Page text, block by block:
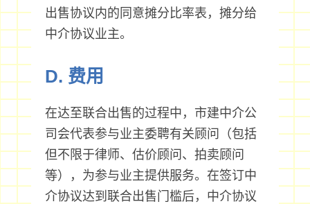
出售协议内的同意摊分比率表，摊分给
中介协议业主。
D. 费用
在达至联合出售的过程中，市建中介公
司会代表参与业主委聘有关顾问（包括
但不限于律师、估价顾问、拍卖顾问
等），为参与业主提供服务。在签订中
介协议达到联合出售门槛后，中介协议